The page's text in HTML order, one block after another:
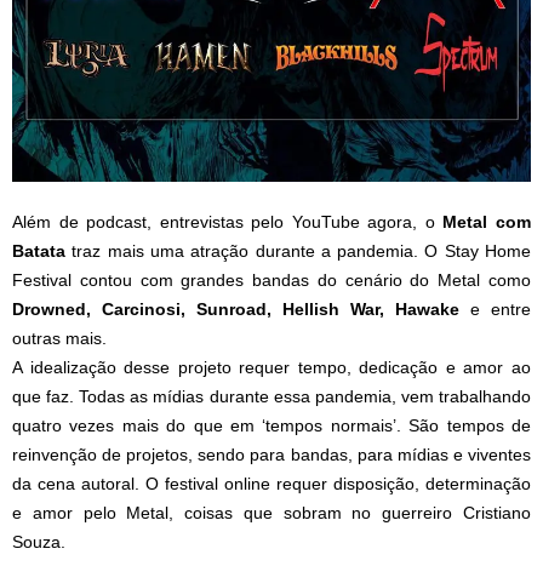
Além de podcast, entrevistas pelo YouTube agora, o Metal com
Batata traz mais uma atração durante a pandemia. O Stay Home
Festival contou com grandes bandas do cenário do Metal como
Drowned, Carcinosi, Sunroad, Hellish War, Hawake e entre
outras mais.
A idealização desse projeto requer tempo, dedicação e amor ao
que faz. Todas as mídias durante essa pandemia, vem trabalhando
quatro vezes mais do que em ‘tempos normais’. São tempos de
reinvenção de projetos, sendo para bandas, para mídias e viventes
da cena autoral. O festival online requer disposição, determinação
e amor pelo Metal, coisas que sobram no guerreiro Cristiano
Souza.